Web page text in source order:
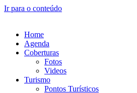
Ir para o conteúdo
Home
Agenda
Coberturas
Fotos
Videos
Turismo
Pontos Turísticos